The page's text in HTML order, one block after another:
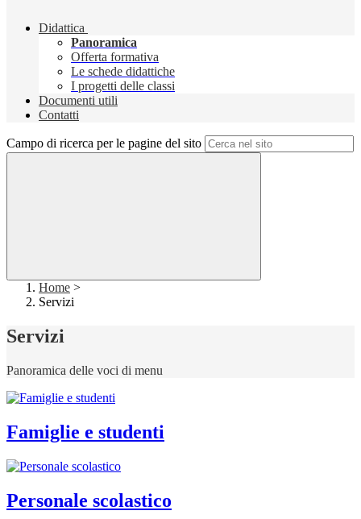
Didattica
Panoramica
Offerta formativa
Le schede didattiche
I progetti delle classi
Documenti utili
Contatti
Campo di ricerca per le pagine del sito
Home >
Servizi
Servizi
Panoramica delle voci di menu
Famiglie e studenti
Personale scolastico